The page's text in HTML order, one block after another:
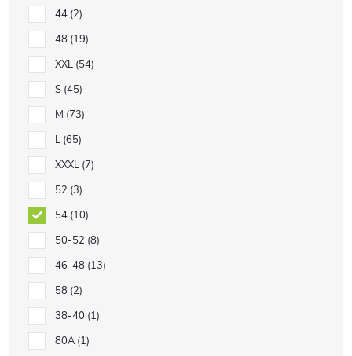
44 2
48 19
XXL 54
S 45
M 73
L 65
XXXL 7
52 3
54 10
50-52 8
46-48 13
58 2
38-40 1
80A 1